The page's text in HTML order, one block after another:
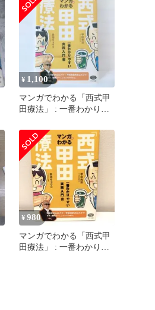
¥ 1,100
マンガでわかる「西式甲
田療法」 : 一番わかりや
¥ 980
マンガでわかる「西式甲
田療法」 : 一番わかりや